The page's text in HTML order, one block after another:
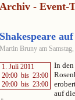
Archiv - Event-
Shakespeare
Martin Bruny am
1. Juli 2011
20:00 bis 23:00
20:00 bis 23:00
In den
auf